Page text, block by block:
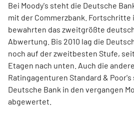
Bei Moody's steht die Deutsche
mit der Commerzbank. Fortschritte
bewahrten das zweitgrößte
Abwertung. Bis 2010 lag die
noch auf der zweitbesten Stufe,
Etagen nach unten. Auch die
Ratingagenturen Standard &
Deutsche Bank in den vergangen
abgewertet.